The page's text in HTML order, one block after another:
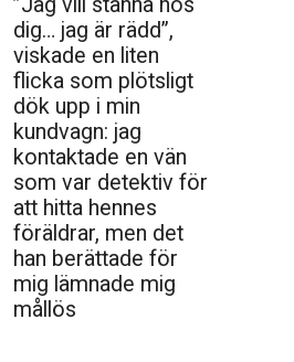
dig… jag är rädd”,
viskade en liten
flicka som plötsligt
dök upp i min
kundvagn: jag
kontaktade en vän
som var detektiv för
att hitta hennes
föräldrar, men det
han berättade för
mig lämnade mig
mållös